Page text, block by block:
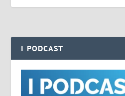
I PODCAST